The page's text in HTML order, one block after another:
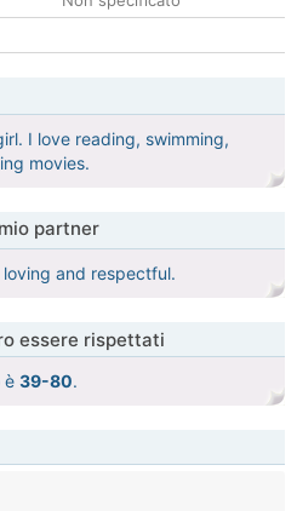
I love reading, swimming,
movies.
partner
and respectful.
essere rispettati
è 39-80.